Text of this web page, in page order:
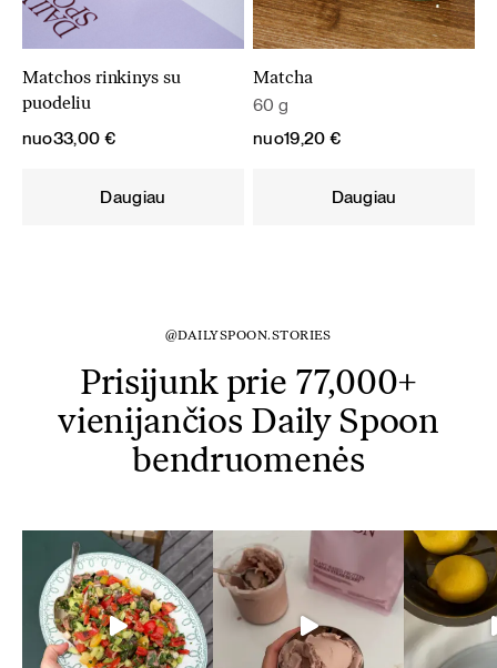
Matchos rinkinys su
puodeliu
nuo33,00 €
Daugiau
Matcha
60 g
nuo19,20 €
Daugiau
@DAILYSPOON.STORIES
Prisijunk prie 77,000+
vienijančios Daily Spoon
bendruomenės